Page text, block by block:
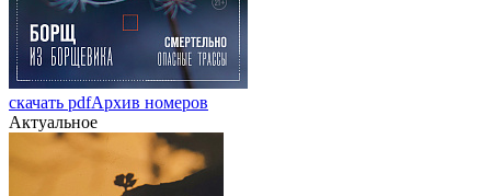
скачать pdfАрхив номеров
Актуальное